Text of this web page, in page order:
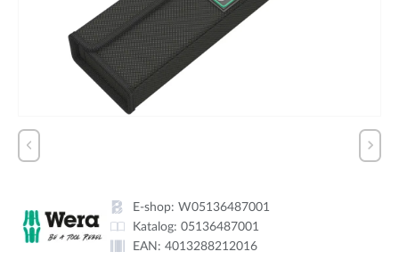
E-shop: W05136487001
Katalog: 05136487001
EAN: 4013288212016